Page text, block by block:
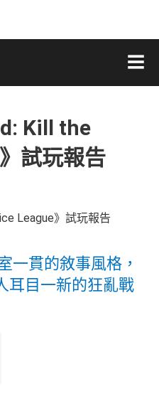
Kill the
試玩報告
一貫的敘事風格，
耳目一新的狂亂戰